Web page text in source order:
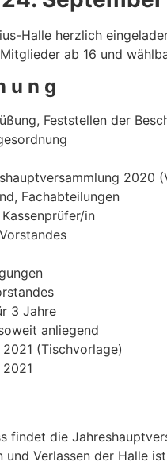
Halle herzlich
ab 16 und
u n g
Feststellen der
2020
Fachabteilungen
in
3 Jahre
anliegend
(Tischvorlage)
findet die
und Verlassen der Halle